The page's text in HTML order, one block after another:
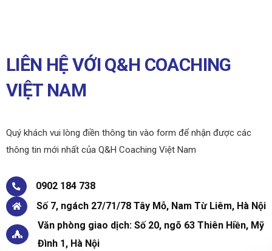
LIÊN HỆ VỚI Q&H COACHING
VIỆT NAM
Quý khách vui lòng điền thông tin vào form để nhận được các
thông tin mới nhất của Q&H Coaching Việt Nam
0902 184 738
Số 7, ngách 27/71/78 Tây Mỗ, Nam Từ Liêm, Hà Nội
Văn phòng giao dịch: Số 20, ngõ 63 Thiên Hiền, Mỹ
Đình 1, Hà Nội